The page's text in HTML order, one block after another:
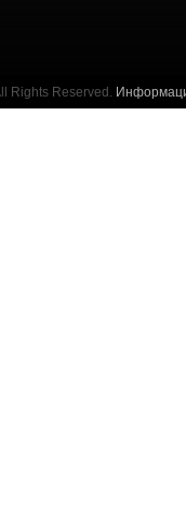
Rights Reserved.